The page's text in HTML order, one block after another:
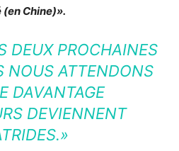
(en Chine)».
DEUX PROCHAINES
NOUS ATTENDONS
DAVANTAGE
DEVIENNENT